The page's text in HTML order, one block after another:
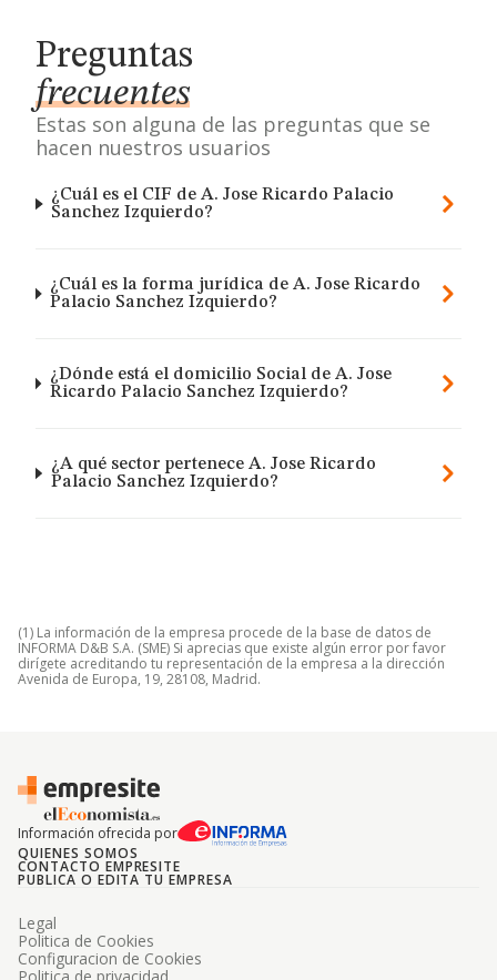
Preguntas
frecuentes
Estas son alguna de las preguntas que se
hacen nuestros usuarios
¿Cuál es el CIF de A. Jose Ricardo Palacio
Sanchez Izquierdo?
¿Cuál es la forma jurídica de A. Jose Ricardo
Palacio Sanchez Izquierdo?
¿Dónde está el domicilio Social de A. Jose
Ricardo Palacio Sanchez Izquierdo?
¿A qué sector pertenece A. Jose Ricardo
Palacio Sanchez Izquierdo?
(1) La información de la empresa procede de la base de datos de
INFORMA D&B S.A. (SME) Si aprecias que existe algún error por favor
dirígete acreditando tu representación de la empresa a la dirección
Avenida de Europa, 19, 28108, Madrid.
Información ofrecida por
QUIENES SOMOS
CONTACTO EMPRESITE
PUBLICA O EDITA TU EMPRESA
Legal
Politica de Cookies
Configuracion de Cookies